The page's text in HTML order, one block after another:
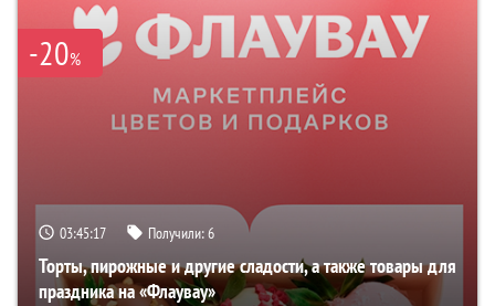
-20%
03:45:16 Получили:6
Торты, пирожные и другие сладости, а также товары для
праздника на «Флаувау»